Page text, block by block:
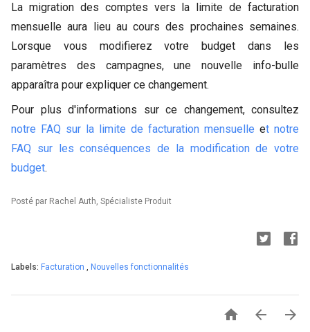
La migration des comptes vers la limite de facturation
mensuelle aura lieu au cours des prochaines semaines.
Lorsque vous modifierez votre budget dans les
paramètres des campagnes, une nouvelle info-bulle
apparaîtra pour expliquer ce changement.
Pour plus d'informations sur ce changement, consultez
notre FAQ sur la limite de facturation mensuelle et notre
FAQ sur les conséquences de la modification de votre
budget.
Posté par Rachel Auth, Spécialiste Produit
Labels: Facturation , Nouvelles fonctionnalités
  